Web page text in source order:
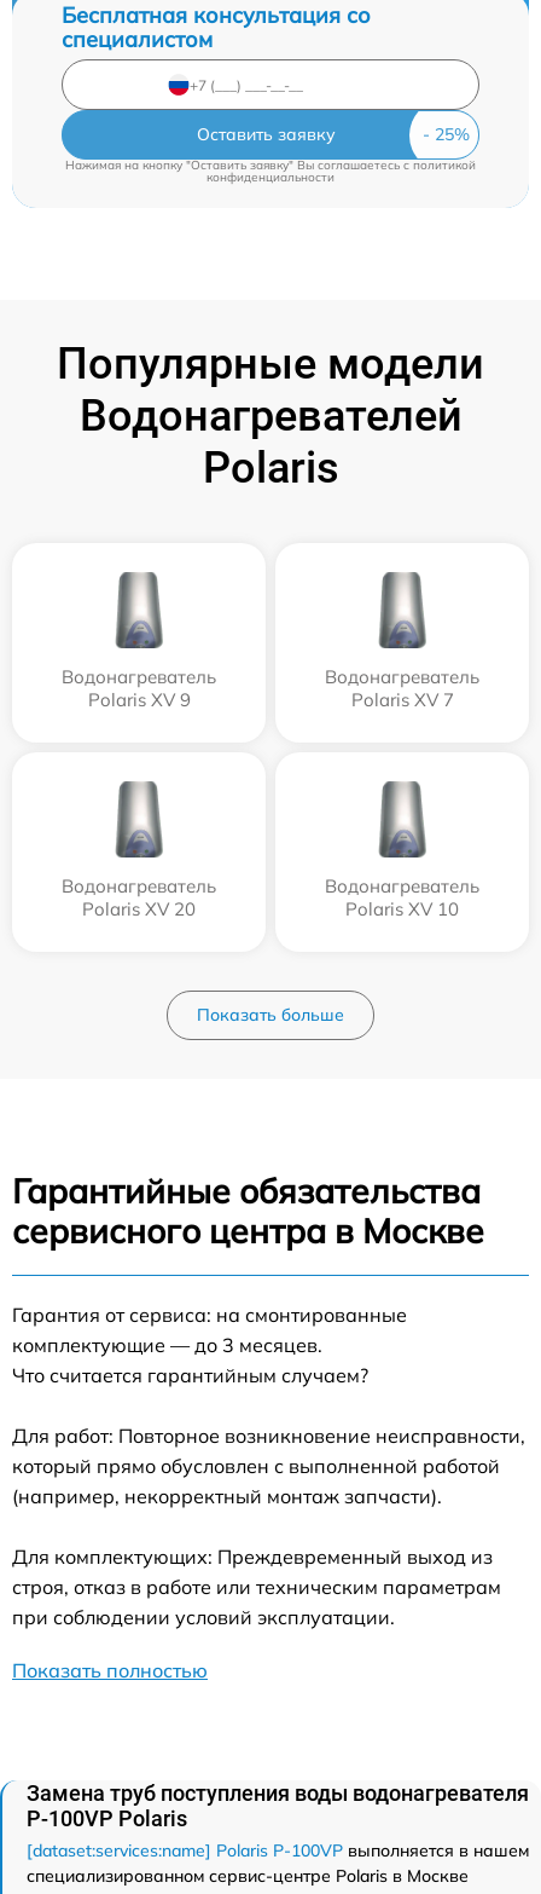
Бесплатная консультация со
специалистом
Оставить заявку
Нажимая на кнопку "Оставить заявку" Вы соглашаетесь cполитикой
конфиденциальности
Популярные модели
Водонагревателей
Polaris
Водонагреватель
Polaris XV 9
Водонагреватель
Polaris XV 7
Водонагреватель
Polaris XV 20
Водонагреватель
Polaris XV 10
Показать больше
Гарантийные обязательства
сервисного центра в Москве
Гарантия от сервиса: на смонтированные
комплектующие — до 3 месяцев.
Что считается гарантийным случаем?
Для работ: Повторное возникновение неисправности,
который прямо обусловлен с выполненной работой
(например, некорректный монтаж запчасти).
Для комплектующих: Преждевременный выход из
строя, отказ в работе или техническим параметрам
при соблюдении условий эксплуатации.
Показать полностью
Замена труб поступления воды водонагревателя
P-100VP Polaris
[dataset:services:name] Polaris P-100VP выполняется в нашем
специализированном сервис-центре Polaris в Москве